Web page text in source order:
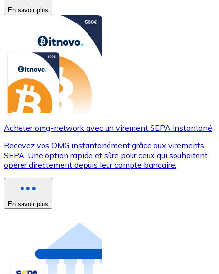
En savoir plus
Acheter omg-network avec un virement SEPA instantané
Recevez vos OMG instantanément grâce aux virements
SEPA. Une option rapide et sûre pour ceux qui souhaitent
opérer directement depuis leur compte bancaire.
En savoir plus